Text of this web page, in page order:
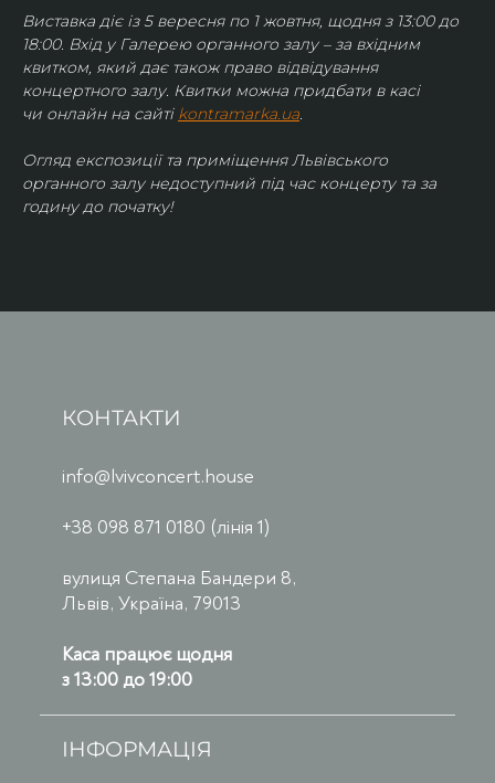
Виставка діє із 5 вересня по 1 жовтня, щодня з 13:00 до
18:00. Вхід у Галерею органного залу – за вхідним
квитком, який дає також право відвідування
концертного залу. Квитки можна придбати в касі
чи онлайн на сайті kontramarka.ua.
Огляд експозиції та приміщення Львівського
органного залу недоступний під час концерту та за
годину до початку!
КОНТАКТИ
info@lvivconcert.house
+38 098 871 0180 (лінія 1)
вулиця Степана Бандери 8,
Львів, Україна, 79013
Каса працює щодня
з 13:00 до 19:00
ІНФОРМАЦІЯ